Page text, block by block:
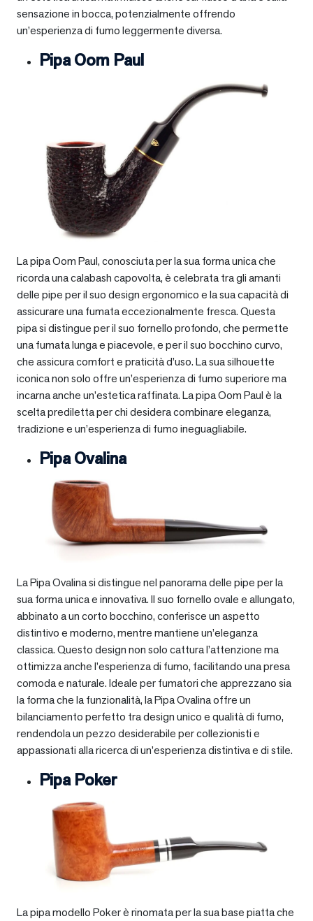
sensazione in bocca, potenzialmente offrendo
un’esperienza di fumo leggermente diversa.
Pipa Oom Paul
La pipa Oom Paul, conosciuta per la sua forma unica che
ricorda una calabash capovolta, è celebrata tra gli amanti
delle pipe per il suo design ergonomico e la sua capacità di
assicurare una fumata eccezionalmente fresca. Questa
pipa si distingue per il suo fornello profondo, che permette
una fumata lunga e piacevole, e per il suo bocchino curvo,
che assicura comfort e praticità d’uso. La sua silhouette
iconica non solo offre un’esperienza di fumo superiore ma
incarna anche un’estetica raffinata. La pipa Oom Paul è la
scelta prediletta per chi desidera combinare eleganza,
tradizione e un’esperienza di fumo ineguagliabile.
Pipa Ovalina
La Pipa Ovalina si distingue nel panorama delle pipe per la
sua forma unica e innovativa. Il suo fornello ovale e allungato,
abbinato a un corto bocchino, conferisce un aspetto
distintivo e moderno, mentre mantiene un’eleganza
classica. Questo design non solo cattura l’attenzione ma
ottimizza anche l’esperienza di fumo, facilitando una presa
comoda e naturale. Ideale per fumatori che apprezzano sia
la forma che la funzionalità, la Pipa Ovalina offre un
bilanciamento perfetto tra design unico e qualità di fumo,
rendendola un pezzo desiderabile per collezionisti e
appassionati alla ricerca di un’esperienza distintiva e di stile.
Pipa Poker
La pipa modello Poker è rinomata per la sua base piatta che